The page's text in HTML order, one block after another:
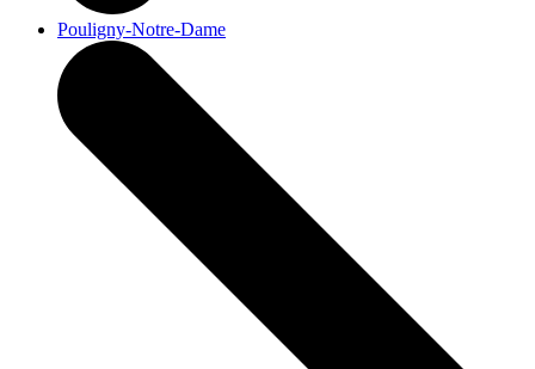
Pouligny-Notre-Dame